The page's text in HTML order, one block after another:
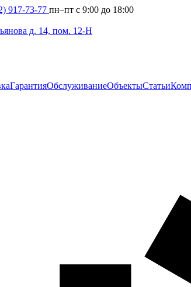
917-73-77 пн–пт с 9:00 до 18:00
д. 14, пом. 12-Н
ГарантияОбслуживаниеОбъектыСтатьи